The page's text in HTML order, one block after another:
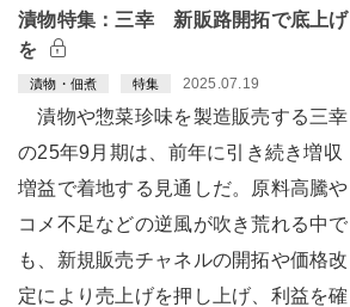
漬物特集：三幸 新販路開拓で底上げ
を
漬物・佃煮 特集 2025.07.19
漬物や惣菜珍味を製造販売する三幸
の25年9月期は、前年に引き続き増収
増益で着地する見通しだ。原料高騰や
コメ不足などの逆風が吹き荒れる中で
も、新規販売チャネルの開拓や価格改
定により売上げを押し上げ、利益を確